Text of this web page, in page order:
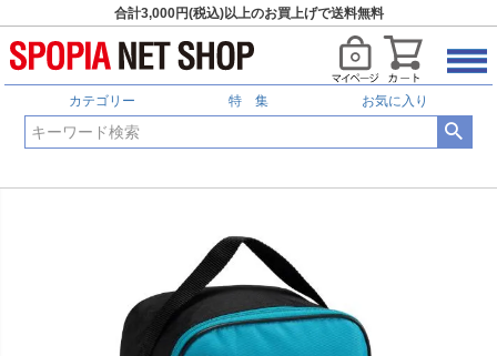
合計3,000円(税込)以上のお買上げで送料無料
カテゴリー 特 集 お気に入り